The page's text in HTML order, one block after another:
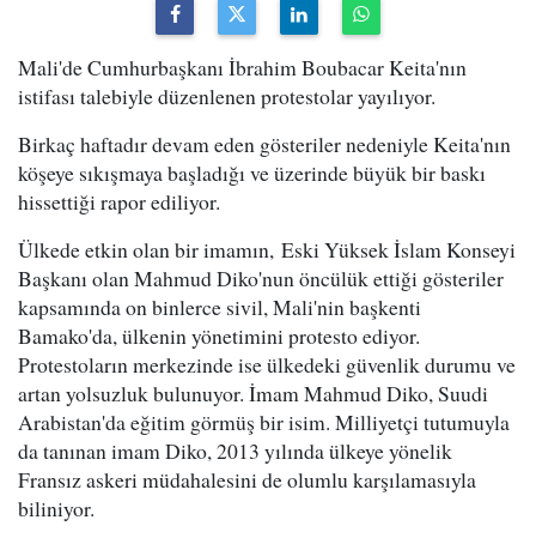
Mali'de Cumhurbaşkanı İbrahim Boubacar Keita'nın
istifası talebiyle düzenlenen protestolar yayılıyor.
Birkaç haftadır devam eden gösteriler nedeniyle Keita'nın
köşeye sıkışmaya başladığı ve üzerinde büyük bir baskı
hissettiği rapor ediliyor.
Ülkede etkin olan bir imamın, Eski Yüksek İslam Konseyi
Başkanı olan Mahmud Diko'nun öncülük ettiği gösteriler
kapsamında on binlerce sivil, Mali'nin başkenti
Bamako'da, ülkenin yönetimini protesto ediyor.
Protestoların merkezinde ise ülkedeki güvenlik durumu ve
artan yolsuzluk bulunuyor. İmam Mahmud Diko, Suudi
Arabistan'da eğitim görmüş bir isim. Milliyetçi tutumuyla
da tanınan imam Diko, 2013 yılında ülkeye yönelik
Fransız askeri müdahalesini de olumlu karşılamasıyla
biliniyor.